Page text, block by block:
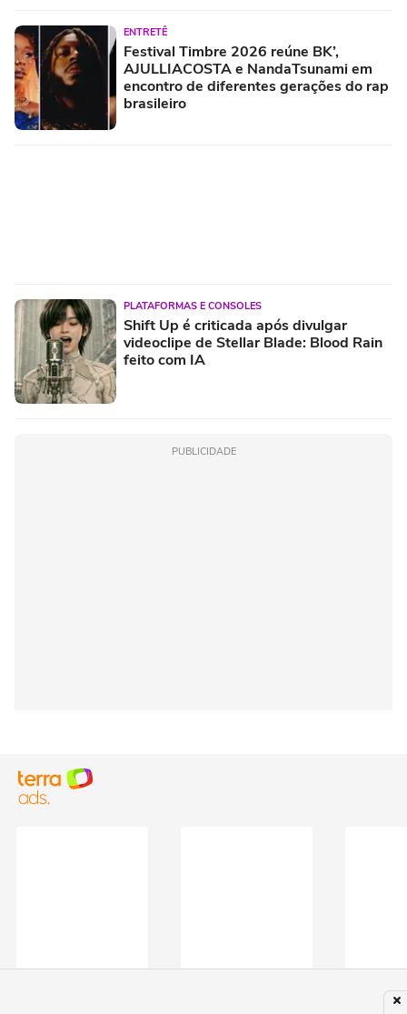
ENTRETÊ
Festival Timbre 2026 reúne BK’,
AJULLIACOSTA e NandaTsunami em
encontro de diferentes gerações do rap
brasileiro
PLATAFORMAS E CONSOLES
Shift Up é criticada após divulgar
videoclipe de Stellar Blade: Blood Rain
feito com IA
PUBLICIDADE